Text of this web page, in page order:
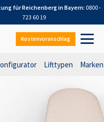
fürReichenberg in Bayern: 0800 -
723 60 19
Kostenvoranschlag
Lifttypen Marken